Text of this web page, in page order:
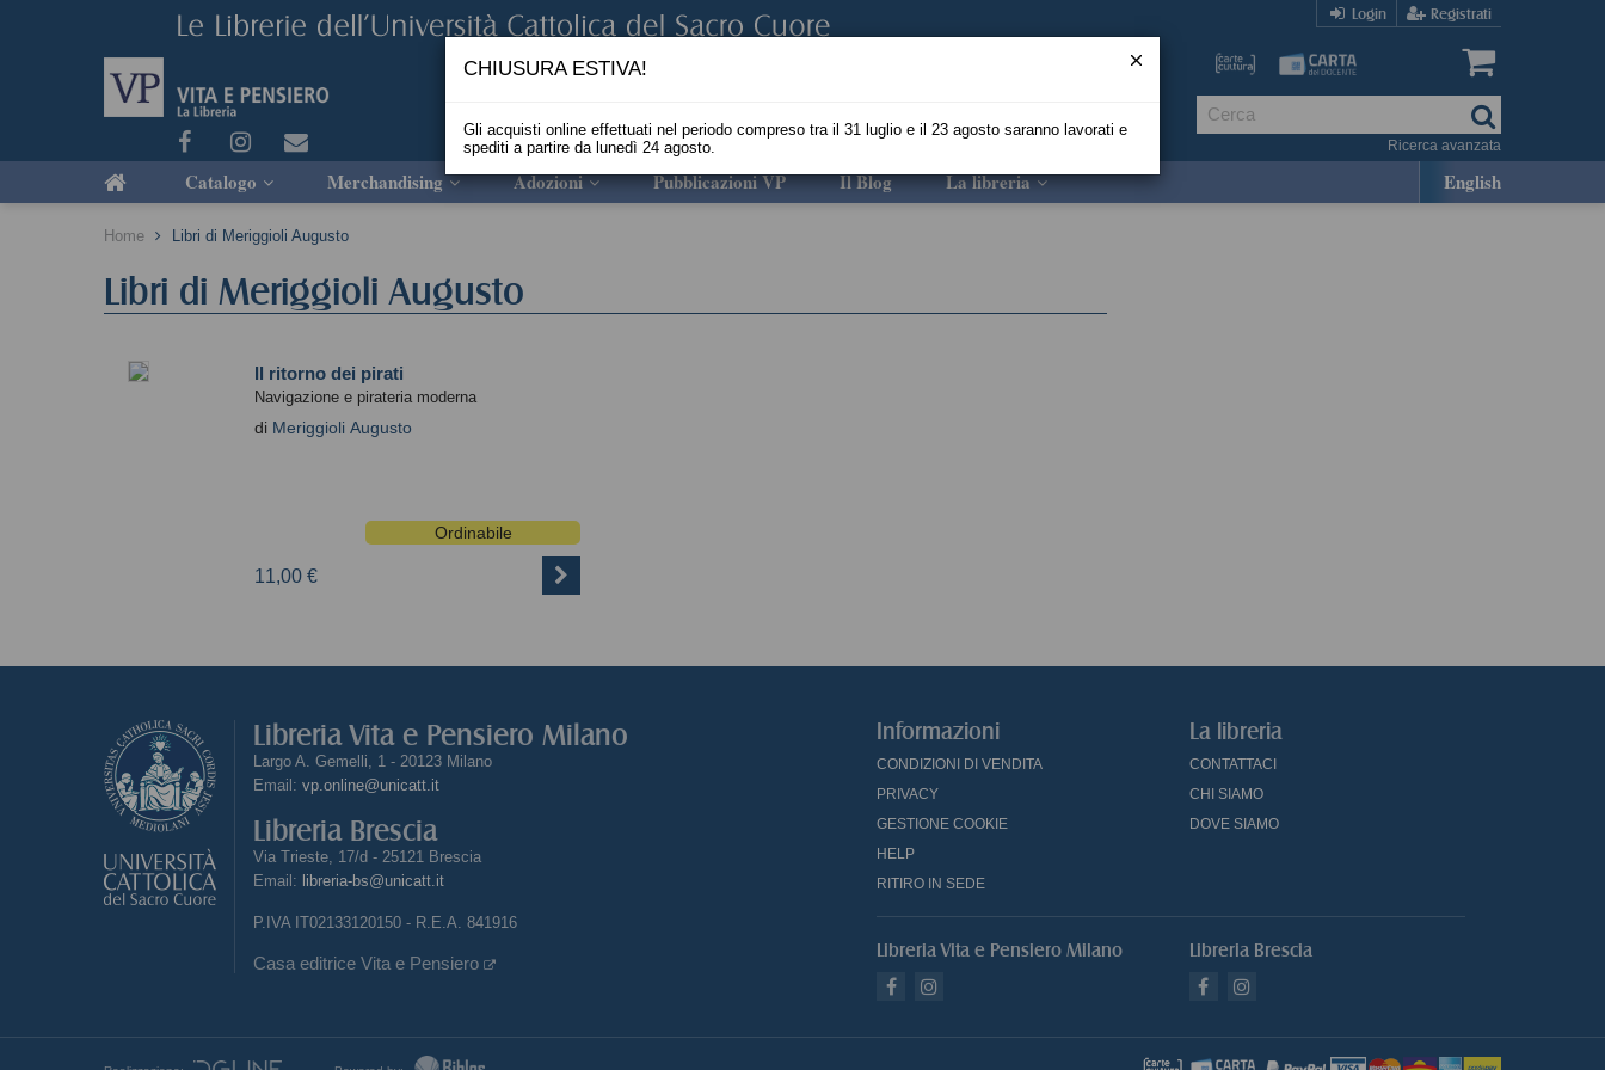
Login Registrati
Ricerca avanzata
Catalogo Merchandising Adozioni Pubblicazioni VP Il Blog La libreria English
Home Libri di Meriggioli Augusto
Libri di Meriggioli Augusto
Il ritorno dei pirati
Navigazione e pirateria moderna
di Meriggioli Augusto
Ordinabile
11,00 €
Libreria Vita e Pensiero Milano
Largo A. Gemelli, 1 - 20123 Milano
Email: vp.online@unicatt.it
Libreria Brescia
Via Trieste, 17/d - 25121 Brescia
Email: libreria-bs@unicatt.it
P.IVA IT02133120150 - R.E.A. 841916
Casa editrice Vita e Pensiero
Informazioni
CONDIZIONI DI VENDITA
PRIVACY
GESTIONE COOKIE
HELP
RITIRO IN SEDE
La libreria
CONTATTACI
CHI SIAMO
DOVE SIAMO
Libreria Vita e Pensiero Milano Libreria Brescia
CHIUSURA ESTIVA!
Gli acquisti online effettuati nel periodo compreso tra il 31 luglio e il 23 agosto saranno lavorati e
spediti a partire da lunedì 24 agosto.